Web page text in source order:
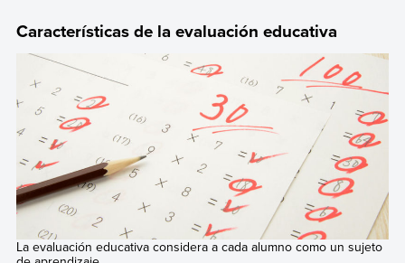
Características de la evaluación educativa
La evaluación educativa considera a cada alumno como un sujeto